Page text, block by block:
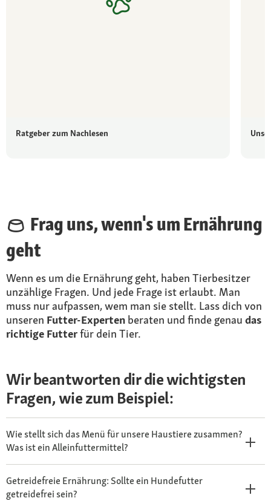
Ratgeber zum Nachlesen
Frag uns, wenn's um Ernährung
geht
Wenn es um die Ernährung geht, haben Tierbesitzer
unzählige Fragen. Und jede Frage ist erlaubt. Man
muss nur aufpassen, wem man sie stellt. Lass dich von
unseren Futter-Experten beraten und finde genau das
richtige Futterfür dein Tier.
Wir beantworten dir die wichtigsten
Fragen, wie zum Beispiel:
Wie stellt sich das Menü für unsere Haustiere zusammen?
Was ist ein Alleinfuttermittel?
Getreidefreie Ernährung: Sollte ein Hundefutter
getreidefrei sein?